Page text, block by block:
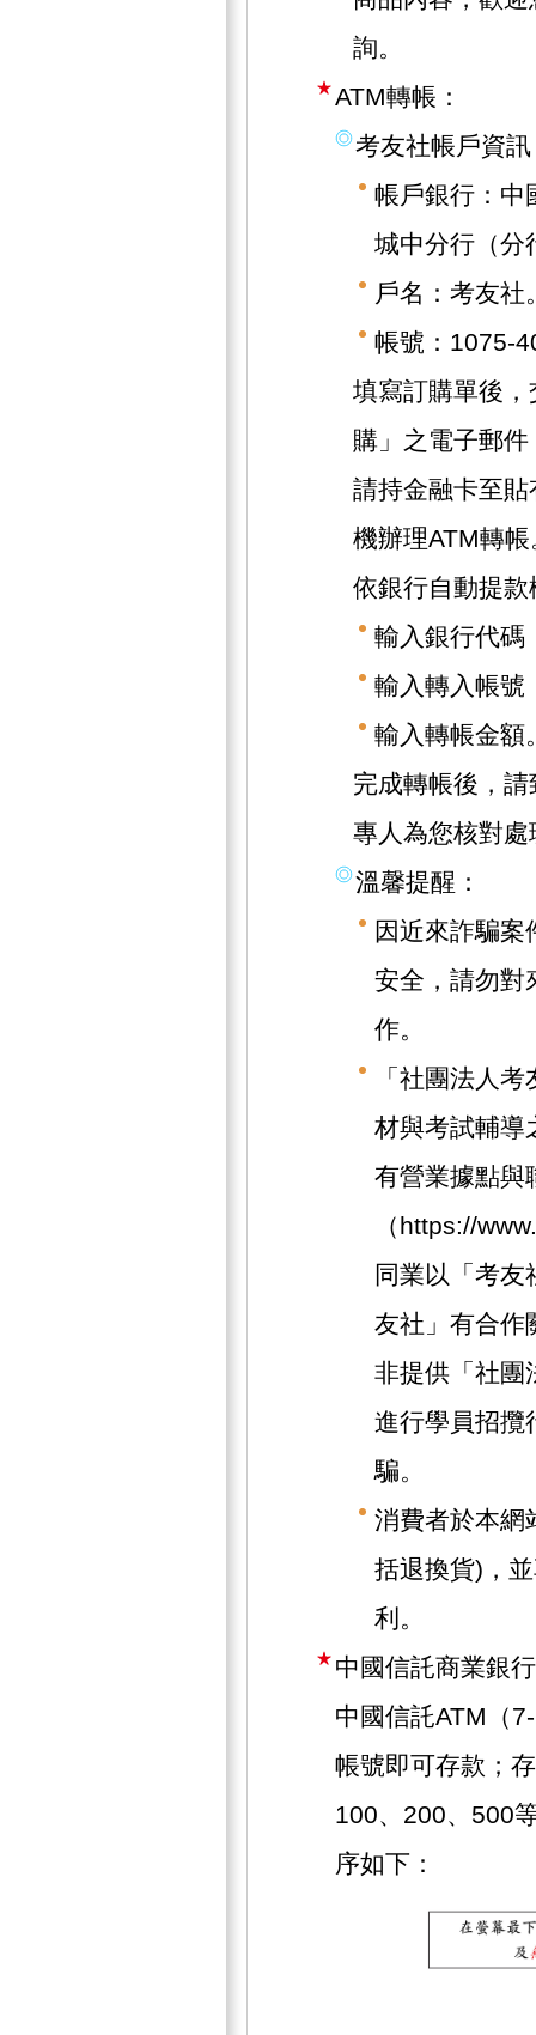
詢。
ATM轉帳：
考友社帳戶資
帳戶銀行：中
城中分行（分
戶名：考友社
帳號：1075-
填寫訂購單後
購」之電子郵
請持金融卡至
機辦理ATM轉帳
依銀行自動提
輸入銀行代碼
輸入轉入帳號
輸入轉帳金額
完成轉帳後，
專人為您核對
溫馨提醒：
因近來詐騙案
安全，請勿對
作。
「社團法人
材與考試輔導
有營業據點與
（https://
同業以「考友
友社」有合作
非提供「社團
進行學員招攬
騙。
消費者於本網
括退換貨)，
利。
中國信託商業銀
中國信託ATM（
帳號即可存款；
100、200、500
序如下：